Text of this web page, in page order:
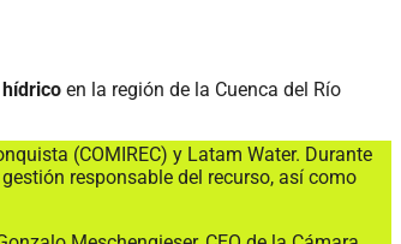
en la región de la Cuenca del Río
(COMIREC) y Latam Water. Durante
responsable del recurso, así como